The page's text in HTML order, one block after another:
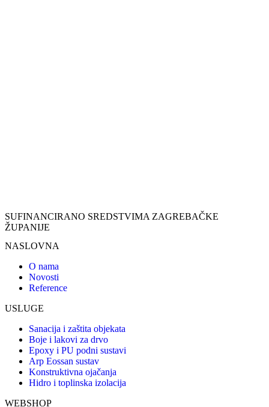
SUFINANCIRANO SREDSTVIMA ZAGREBAČKE
ŽUPANIJE
NASLOVNA
O nama
Novosti
Reference
USLUGE
Sanacija i zaštita objekata
Boje i lakovi za drvo
Epoxy i PU podni sustavi
Arp Eossan sustav
Konstruktivna ojačanja
Hidro i toplinska izolacija
WEBSHOP